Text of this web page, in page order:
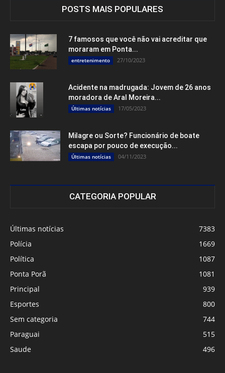
POSTS MAIS POPULARES
7 famosos que você não vai acreditar que
moraram em Ponta...
entretenimento 27/10/2023
Acidente na madrugada: Jovem de 26 anos
moradora de Aral Moreira...
Últimas notícias 17/05/2023
Milagre ou Sorte? Funcionário de boate
escapa por pouco de execução...
Últimas notícias 04/11/2023
CATEGORIA POPULAR
Últimas notícias
7383
Polícia
1669
Política
1087
Ponta Porã
1081
Principal
939
Esportes
800
Sem categoria
744
Paraguai
515
Saude
496